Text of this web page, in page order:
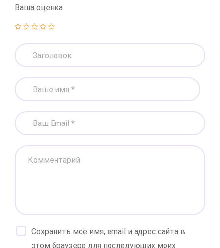
Сохранить моё имя, email и адрес сайта в
этом браузере для последующих моих
Ваша оценка